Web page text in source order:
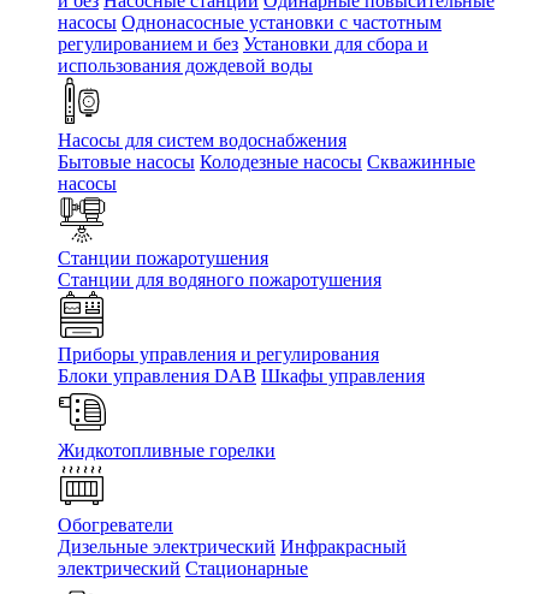
насосы Однонасосные установки с частотным
регулированием и без Установки для сбора и
использования дождевой воды
Насосы для систем водоснабжения
Бытовые насосы Колодезные насосы Скважинные
насосы
Станции пожаротушения
Станции для водяного пожаротушения
Приборы управления и регулирования
Блоки управления DAB Шкафы управления
Жидкотопливные горелки
Обогреватели
Дизельные электрический Инфракрасный
электрический Стационарные